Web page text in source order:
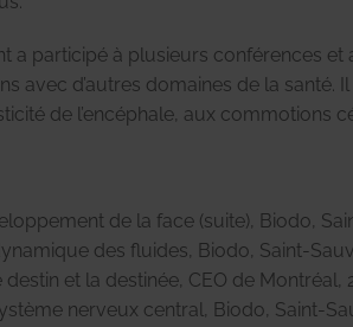
a participé à plusieurs conférences
avec d’autres domaines de la santé.
de l’encéphale, aux commotions
de la face (suite), Biodo,
des fluides, Biodo, Saint-
et la destinée, CEO de Montréal,
nerveux central, Biodo, Saint-